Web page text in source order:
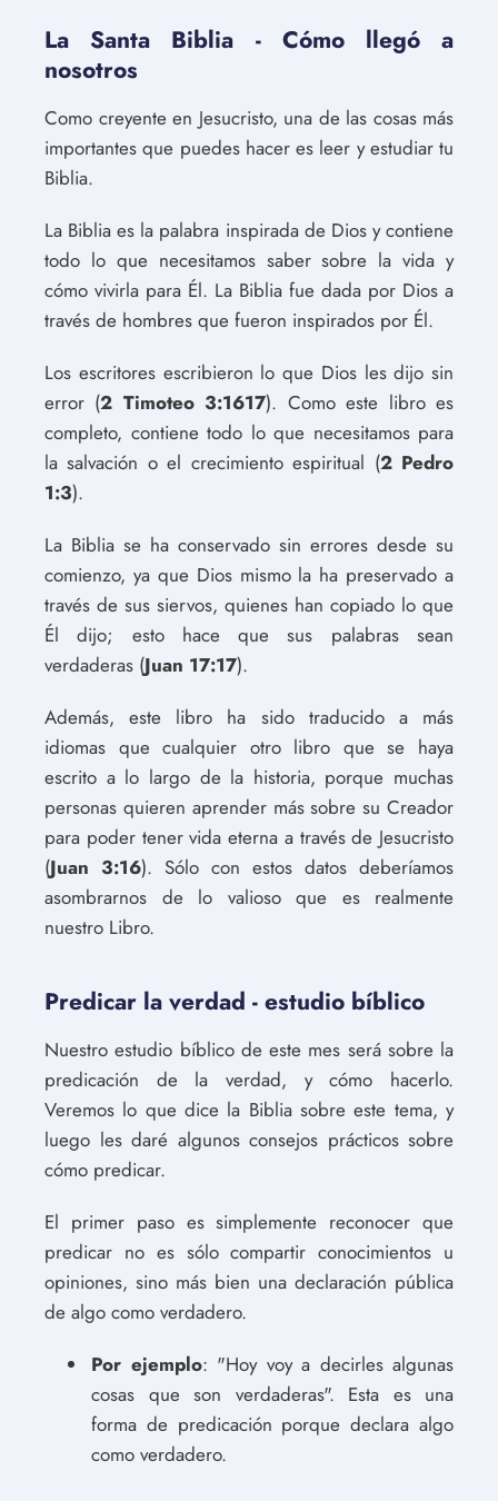
La Santa Biblia - Cómo llegó a
nosotros
Como creyente en Jesucristo, una de las cosas más
importantes que puedes hacer es leer y estudiar tu
Biblia.
La Biblia es la palabra inspirada de Dios y contiene
todo lo que necesitamos saber sobre la vida y
cómo vivirla para Él. La Biblia fue dada por Dios a
través de hombres que fueron inspirados por Él.
Los escritores escribieron lo que Dios les dijo sin
error (2 Timoteo 3:1617). Como este libro es
completo, contiene todo lo que necesitamos para
la salvación o el crecimiento espiritual (2 Pedro
1:3).
La Biblia se ha conservado sin errores desde su
comienzo, ya que Dios mismo la ha preservado a
través de sus siervos, quienes han copiado lo que
Él dijo; esto hace que sus palabras sean
verdaderas (Juan 17:17).
Además, este libro ha sido traducido a más
idiomas que cualquier otro libro que se haya
escrito a lo largo de la historia, porque muchas
personas quieren aprender más sobre su Creador
para poder tener vida eterna a través de Jesucristo
(Juan 3:16). Sólo con estos datos deberíamos
asombrarnos de lo valioso que es realmente
nuestro Libro.
Predicar la verdad - estudio bíblico
Nuestro estudio bíblico de este mes será sobre la
predicación de la verdad, y cómo hacerlo.
Veremos lo que dice la Biblia sobre este tema, y
luego les daré algunos consejos prácticos sobre
cómo predicar.
El primer paso es simplemente reconocer que
predicar no es sólo compartir conocimientos u
opiniones, sino más bien una declaración pública
de algo como verdadero.
Por ejemplo: "Hoy voy a decirles algunas
cosas que son verdaderas". Esta es una
forma de predicación porque declara algo
como verdadero.